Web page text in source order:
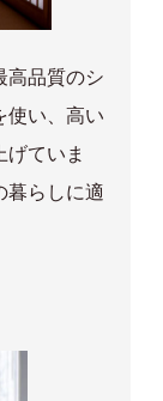
高品質のシ
使い、高い
ていま
暮らしに適